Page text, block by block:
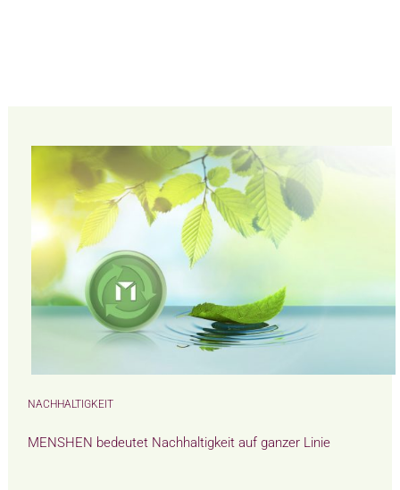
NACHHALTIGKEIT
MENSHEN bedeutet Nachhaltigkeit auf ganzer Linie